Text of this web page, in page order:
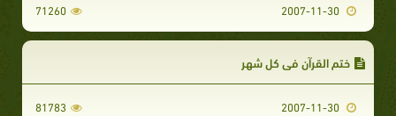
71260
ختم القرآن في كل شهر
81783